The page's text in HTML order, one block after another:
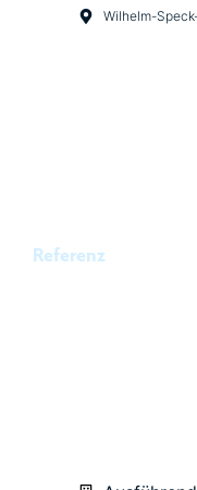
Wilhelm-
Referenz